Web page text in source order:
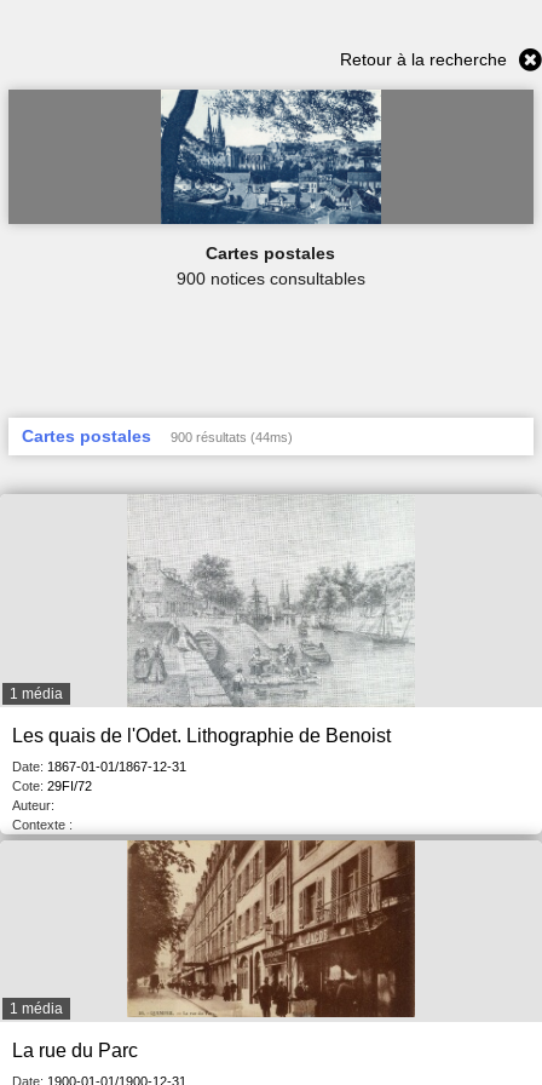
Retour à la recherche
Cartes postales
900 notices consultables
Cartes postales 900 résultats (44ms)
1 média
Les quais de l'Odet. Lithographie de Benoist
Date: 1867-01-01/1867-12-31
Cote: 29FI/72
Auteur:
Contexte :
1 média
La rue du Parc
Date: 1900-01-01/1900-12-31